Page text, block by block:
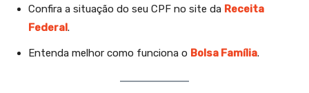
Confira a situação do seu CPF no site da Receita
Federal.
Entenda melhor como funciona o Bolsa Família.